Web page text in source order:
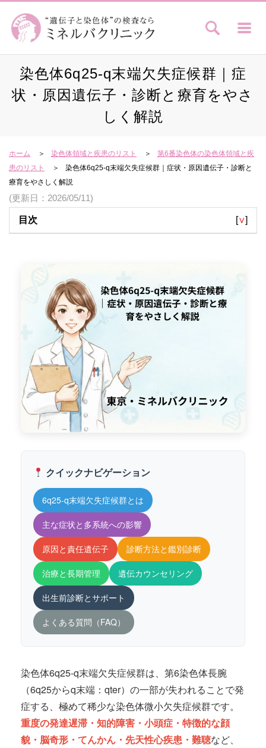
染色体6q25-q末端欠失症候群｜症
状・原因遺伝子・診断と療育をやさ
しく解説
ホーム 染色体領域と疾患のリスト
第6番染色体の染色体領域と疾
患のリスト
染色体6q25-q末端欠失症候群｜症状・原因遺伝子・診断と
療育をやさしく解説
(更新日：2026/05/11)
目次 [∨]
クイックナビゲーション
6q25-q末端欠失症候群とは
主な症状と多系統への影響
原因と責任遺伝子 診断方法と鑑別診断
治療と長期管理 遺伝カウンセリング
出生前診断とサポート
よくある質問（FAQ）
染色体6q25-q末端欠失症候群は、第6染色体長腕
（6q25からq末端：qter）の一部が失われることで発
症する、極めて稀少な染色体微小欠失症候群です。
重度の発達遅滞・知的障害・小頭症・特徴的な顔
貌・脳奇形・てんかん・先天性心疾患・難聴など、